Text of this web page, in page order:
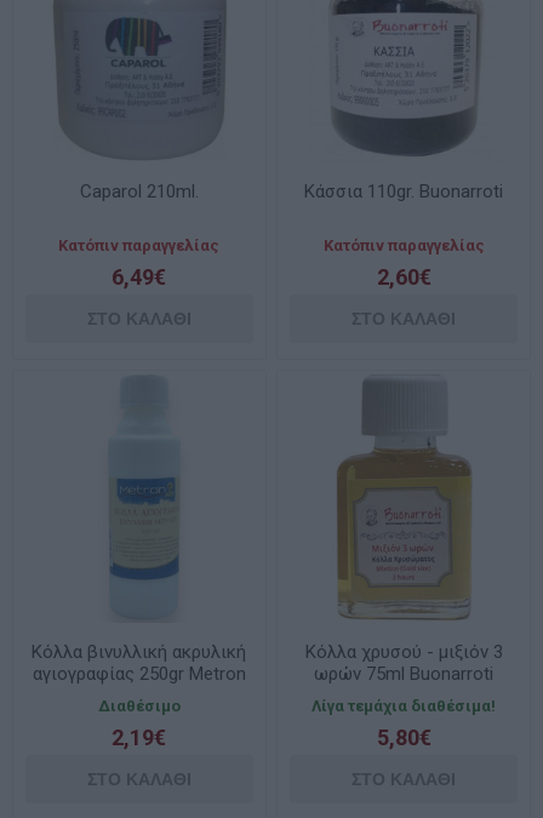
Caparol 210ml.
Κατόπιν παραγγελίας
6,49€
Κάσσια 110gr. Buonarroti
Κατόπιν παραγγελίας
2,60€
Κόλλα βινυλλική ακρυλική
αγιογραφίας 250gr Metron
Διαθέσιμο
2,19€
Κόλλα χρυσού - μιξιόν 3
ωρών 75ml Buonarroti
Λίγα τεμάχια διαθέσιμα!
5,80€